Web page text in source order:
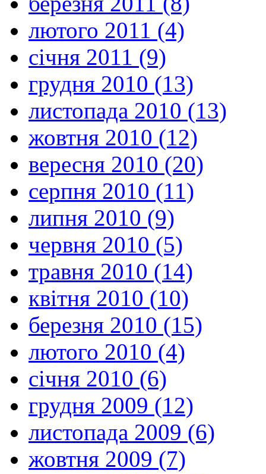
лютого 2011 (4)
січня 2011 (9)
грудня 2010 (13)
листопада 2010 (13)
жовтня 2010 (12)
вересня 2010 (20)
серпня 2010 (11)
липня 2010 (9)
червня 2010 (5)
травня 2010 (14)
квітня 2010 (10)
березня 2010 (15)
лютого 2010 (4)
січня 2010 (6)
грудня 2009 (12)
листопада 2009 (6)
жовтня 2009 (7)